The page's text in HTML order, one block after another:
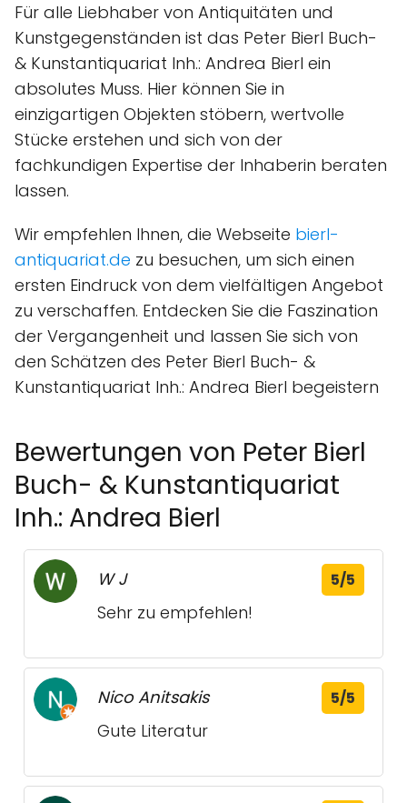
Für alle Liebhaber von Antiquitäten und
Kunstgegenständen ist das Peter Bierl Buch-
& Kunstantiquariat Inh.: Andrea Bierl ein
absolutes Muss. Hier können Sie in
einzigartigen Objekten stöbern, wertvolle
Stücke erstehen und sich von der
fachkundigen Expertise der Inhaberin beraten
lassen.
Wir empfehlen Ihnen, die Webseite bierl-
antiquariat.de zu besuchen, um sich einen
ersten Eindruck von dem vielfältigen Angebot
zu verschaffen. Entdecken Sie die Faszination
der Vergangenheit und lassen Sie sich von
den Schätzen des Peter Bierl Buch- &
Kunstantiquariat Inh.: Andrea Bierl begeistern
Bewertungen von Peter Bierl
Buch- & Kunstantiquariat
Inh.: Andrea Bierl
W J 5/5
Sehr zu empfehlen!
Nico Anitsakis 5/5
Gute Literatur